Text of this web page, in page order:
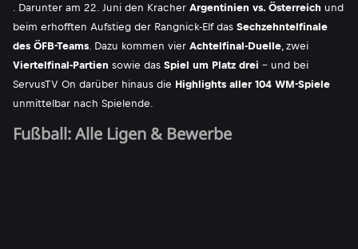
. Darunter am 22. Juni den Kracher Argentinien vs. Österreich und
beim erhofften Aufstieg der Rangnick-Elf das Sechzehntelfinale
des ÖFB-Teams. Dazu kommen vier Achtelfinal-Duelle, zwei
Viertelfinal-Partien sowie das Spiel um Platz drei - und bei
ServusTV On darüber hinaus die Highlights aller 104 WM-Spiele
unmittelbar nach Spielende.
Fußball: Alle Ligen & Bewerbe